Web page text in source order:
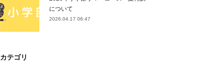
について
2026.04.17 06:47
カテゴリ